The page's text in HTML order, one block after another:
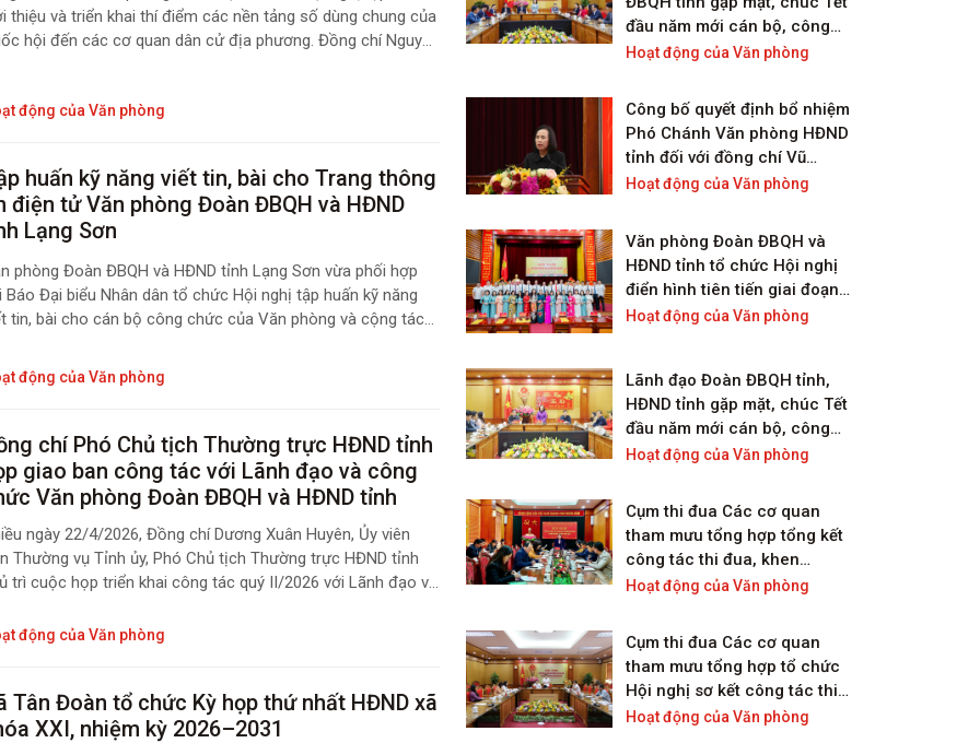
thiệu và triển khai thí điểm các nền tảng số dùng chung của
hội đến các cơ quan dân cử địa phương. Đồng chí Nguyễn
động của Văn phòng
huấn kỹ năng viết tin, bài cho Trang thông
điện tử Văn phòng Đoàn ĐBQH và HĐND
Lạng Sơn
phòng Đoàn ĐBQH và HĐND tỉnh Lạng Sơn vừa phối hợp
Báo Đại biểu Nhân dân tổ chức Hội nghị tập huấn kỹ năng
tin, bài cho cán bộ công chức của Văn phòng và cộng tác
tỉnh.
động của Văn phòng
chí Phó Chủ tịch Thường trực HĐND tỉnh
giao ban công tác với Lãnh đạo và công
Văn phòng Đoàn ĐBQH và HĐND tỉnh
ngày 22/4/2026, Đồng chí Dương Xuân Huyên, Ủy viên
Thường vụ Tỉnh ủy, Phó Chủ tịch Thường trực HĐND tỉnh
trì cuộc họp triển khai công tác quý II/2026 với Lãnh đạo và
và HĐND tỉnh.
động của Văn phòng
Tân Đoàn tổ chức Kỳ họp thứ nhất HĐND xã
XXI, nhiệm kỳ 2026–2031
đầu năm mới cán bộ, công
chức và người lao động cơ
Hoạt động của Văn phòng
Công bố quyết định bổ nhiệm
Phó Chánh Văn phòng HĐND
tỉnh đối với đồng chí Vũ
Quang Hưng
Hoạt động của Văn phòng
Văn phòng Đoàn ĐBQH và
HĐND tỉnh tổ chức Hội nghị
điển hình tiên tiến giai đoạn
2020-2025
Hoạt động của Văn phòng
Lãnh đạo Đoàn ĐBQH tỉnh,
HĐND tỉnh gặp mặt, chúc Tết
đầu năm mới cán bộ, công
chức và người lao động cơ
Hoạt động của Văn phòng
Cụm thi đua Các cơ quan
tham mưu tổng hợp tổng kết
công tác thi đua, khen
thưởng năm 2024
Hoạt động của Văn phòng
Cụm thi đua Các cơ quan
tham mưu tổng hợp tổ chức
Hội nghị sơ kết công tác thi
đua, khen thưởng 6 tháng
Hoạt động của Văn phòng